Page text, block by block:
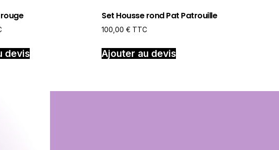
devis
Set Housse rond Pat Patrouille
100,00€ TTC
Ajouter au devis